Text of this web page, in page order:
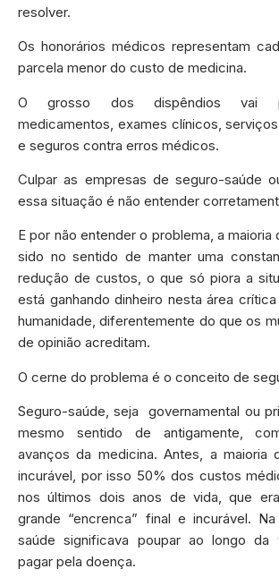
resolver.
Os honorários médicos representam
parcela menor do custo de medicina.
O grosso dos dispêndios vai
medicamentos, exames clínicos,
e seguros contra erros médicos.
Culpar as empresas de seguro-saúde
essa situação é não entender
E por não entender o problema, a maioria
sido no sentido de manter uma
redução de custos, o que só piora a
está ganhando dinheiro nesta área
humanidade, diferentemente do que os
de opinião acreditam.
O cerne do problema é o conceito de
Seguro-saúde, seja governamental ou
mesmo sentido de antigamente,
avanços da medicina. Antes, a maioria
incurável, por isso 50% dos custos
nos últimos dois anos de vida, que
grande “encrenca” final e incurável.
saúde significava poupar ao longo da
pagar pela doença.